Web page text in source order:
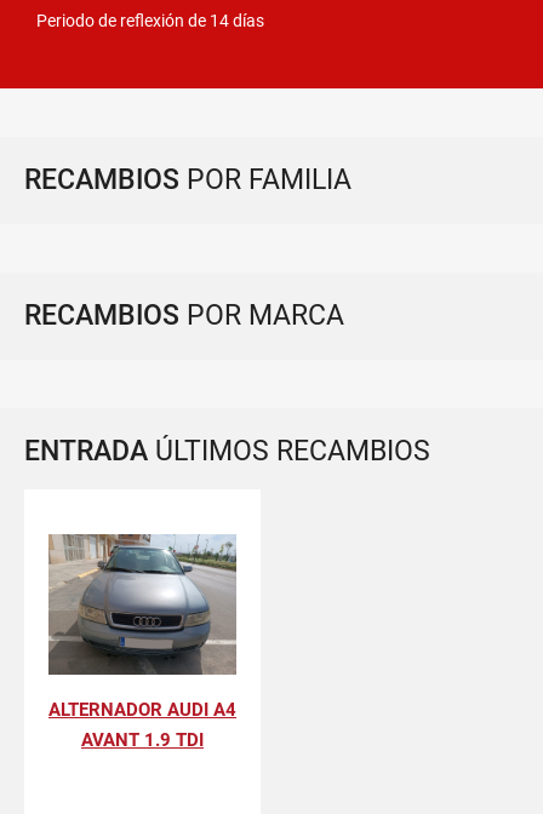
Periodo de reflexión de 14 días
RECAMBIOS POR FAMILIA
RECAMBIOS POR MARCA
ENTRADA ÚLTIMOS RECAMBIOS
ALTERNADOR AUDI A4
AVANT 1.9 TDI